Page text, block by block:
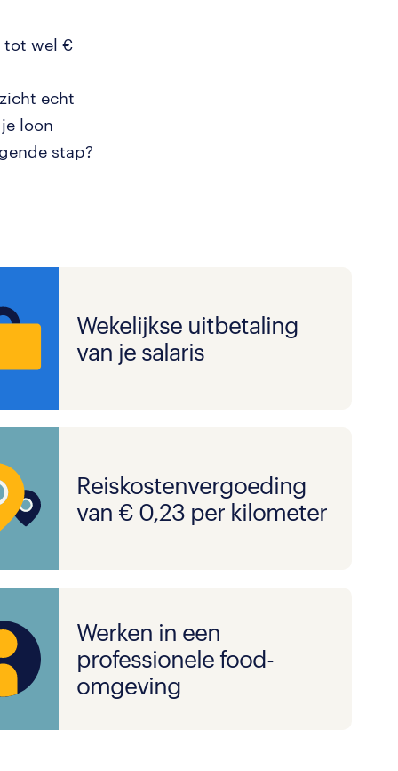
tot wel €
echt
loon
stap?
Wekelijkse uitbetaling
van je salaris
Reiskostenvergoeding
van € 0,23 per kilometer
Werken in een
professionele food-
omgeving